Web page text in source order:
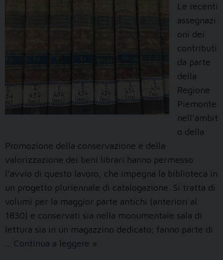
Le recenti
assegnazi
oni dei
contributi
da parte
della
Regione
Piemonte
nell’ambit
o della
Promozione della conservazione e della
valorizzazione dei beni librari hanno permesso
l’avvio di questo lavoro, che impegna la biblioteca in
un progetto pluriennale di catalogazione. Si tratta di
volumi per la maggior parte antichi (anteriori al
1830) e conservati sia nella monumentale sala di
lettura sia in un magazzino dedicato; fanno parte di
Continua a leggere Catalogazione
»